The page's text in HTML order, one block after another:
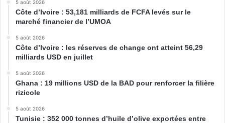
5 août 2026
Côte d’Ivoire : 53,181 milliards de FCFA levés sur le
marché financier de l’UMOA
5 août 2026
Côte d’Ivoire : les réserves de change ont atteint 56,29
milliards USD en juillet
5 août 2026
Ghana : 19 millions USD de la BAD pour renforcer la filière
rizicole
5 août 2026
Tunisie : 352 000 tonnes d’huile d’olive exportées entre